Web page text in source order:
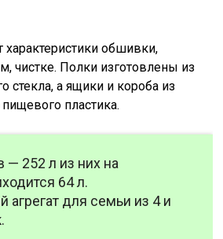
обшивки,
чистке. Полки изготовлены из
стекла, а ящики и короба из
пластика.
— 252 л из них на
64 л.
агрегат для семьи из 4 и